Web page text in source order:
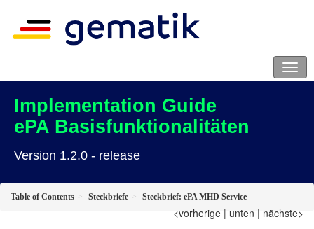
Implementation Guide
ePA Basisfunktionalitäten
Version 1.2.0 - release
Table of Contents Steckbriefe Steckbrief: ePA MHD Service
<vorherige | unten | nächste>